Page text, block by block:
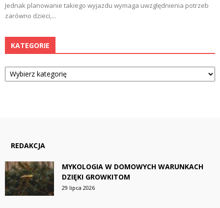
Jednak planowanie takiego wyjazdu wymaga uwzględnienia potrzeb
zarówno dzieci,...
KATEGORIE
Kategorie
REDAKCJA
MYKOLOGIA W DOMOWYCH WARUNKACH
DZIĘKI GROWKITOM
29 lipca 2026